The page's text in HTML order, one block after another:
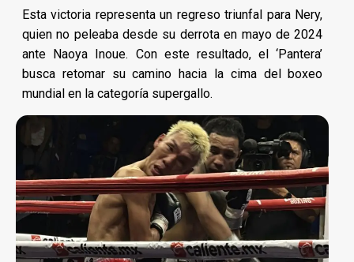
Esta victoria representa un regreso triunfal para Nery,
quien no peleaba desde su derrota en mayo de 2024
ante Naoya Inoue. Con este resultado, el ‘Pantera’
busca retomar su camino hacia la cima del boxeo
mundial en la categoría supergallo.